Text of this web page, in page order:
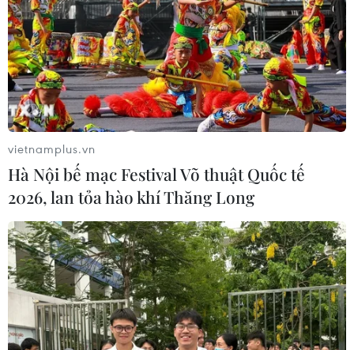
vietnamplus.vn
Hà Nội bế mạc Festival Võ thuật Quốc tế
2026, lan tỏa hào khí Thăng Long